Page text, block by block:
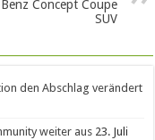
Concept Coupe
SUV
den Abschlag verändert
weiter aus 23. Juli